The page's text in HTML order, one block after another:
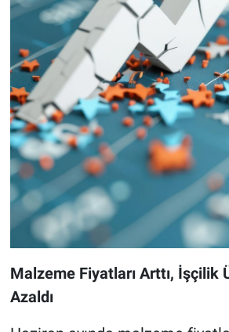
Malzeme Fiyatları Arttı, İşçilik
Azaldı